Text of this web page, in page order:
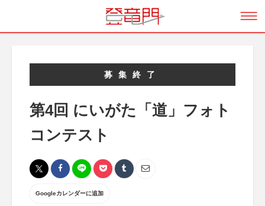
募集終了
第4回 にいがた「道」フォト
コンテスト
Googleカレンダーに追加